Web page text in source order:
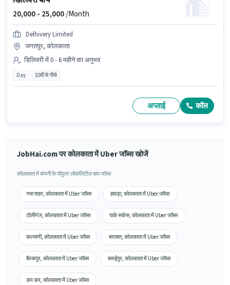
20,000 - 25,000/Month
Delhivery Limited
जगतपुर, कोलकाता
डिलिवरी में 0 - 6 महीने का अनुभव
Day 10वीं से नीचे
अप्लाई कॉल
JobHai.com पर कोलकाता में Uber जॉब्स खोजें
कोलकाता में कंपनी के पॉपुलर लोकलिटीज़ बाय जॉब्स
नया शहर, कोलकाता में Uber जॉब्स हावड़ा, कोलकाता में Uber जॉब्स
टोलीगंज, कोलकाता में Uber जॉब्स पार्क सर्कस, कोलकाता में Uber जॉब्स
कल्याणी, कोलकाता में Uber जॉब्स बरासत, कोलकाता में Uber जॉब्स
बैरकपुर, कोलकाता में Uber जॉब्स बरूईपुर, कोलकाता में Uber जॉब्स
डम डम, कोलकाता में Uber जॉब्स